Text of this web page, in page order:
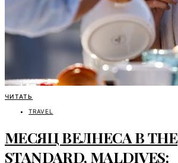
ЧИТАТЬ
TRAVEL
МЕСЯЦ ВЕЛНЕСА В THE
STANDARD, MALDIVES: